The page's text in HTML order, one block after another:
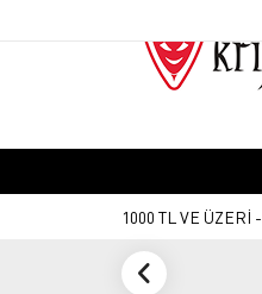
1000 TL VE ÜZERİ -